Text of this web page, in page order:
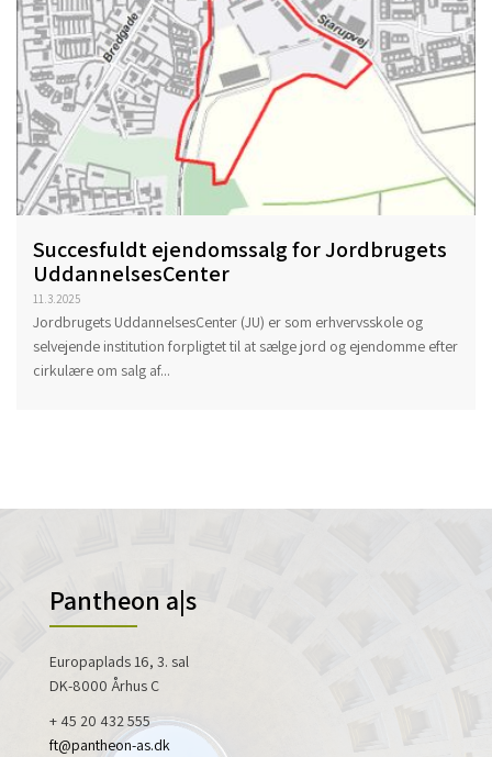
Succesfuldt ejendomssalg for Jordbrugets
UddannelsesCenter
11.3.2025
Jordbrugets UddannelsesCenter (JU) er som erhvervsskole og
selvejende institution forpligtet til at sælge jord og ejendomme efter
cirkulære om salg af...
Pantheon a|s
Europaplads 16, 3. sal
DK-8000 Århus C
+ 45 20 432 555
ft@pantheon-as.dk